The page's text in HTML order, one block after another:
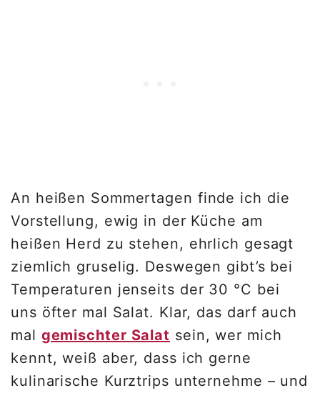
An heißen Sommertagen finde ich die
Vorstellung, ewig in der Küche am
heißen Herd zu stehen, ehrlich gesagt
ziemlich gruselig. Deswegen gibt’s bei
Temperaturen jenseits der 30 °C bei
uns öfter mal Salat. Klar, das darf auch
mal gemischter Salat sein, wer mich
kennt, weiß aber, dass ich gerne
kulinarische Kurztrips unternehme – und